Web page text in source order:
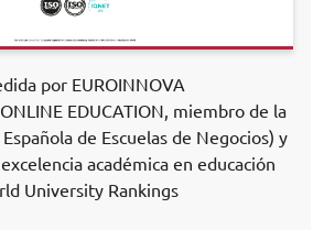
por EUROINNOVA
EDUCATION, miembro de la
de Escuelas de Negocios) y
académica en educación
University Rankings